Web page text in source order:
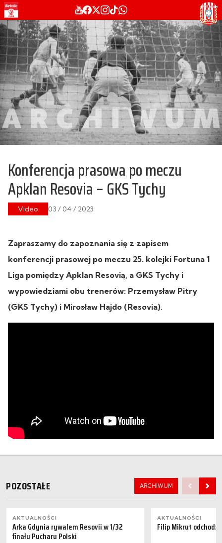
Konferencja prasowa po meczu
Apklan Resovia – GKS Tychy
Video 03 / 04 / 2023
Zapraszamy do zapoznania się z zapisem
konferencji prasowej po meczu 25. kolejki Fortuna 1
Liga pomiędzy Apklan Resovią, a GKS Tychy i
wypowiedziami obu trenerów: Przemysław Pitry
(GKS Tychy) i Mirosław Hajdo (Resovia).
POZOSTAŁE ARCHIWUM
AKTUALNOŚCI
Arka Gdynia rywalem Resovii w 1/32
finału Pucharu Polski
AKTUALNOŚCI
Filip Mikrut